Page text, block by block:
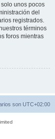
unos pocos
del
registrados.
términos
foros mientras
son UTC+02:00